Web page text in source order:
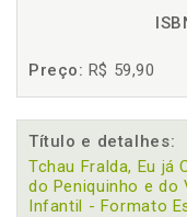
Preço: R$ 59,90
Título e detalhes:
Tchau Fralda, Eu já
do Peniquinho e do
Infantil - Formato